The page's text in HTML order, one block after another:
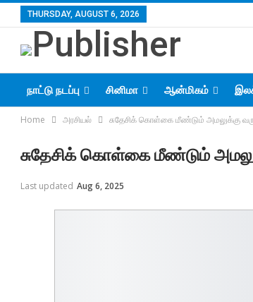
THURSDAY, AUGUST 6, 2026
நாட்டு நடப்பு சினிமா ஆன்மிகம்
Home அரசியல் சுதேசிக் கொள்கை மீண்டும் அமலுக்கு
சுதேசிக் கொள்கை மீண்டும்
Last updated Aug 6, 2025